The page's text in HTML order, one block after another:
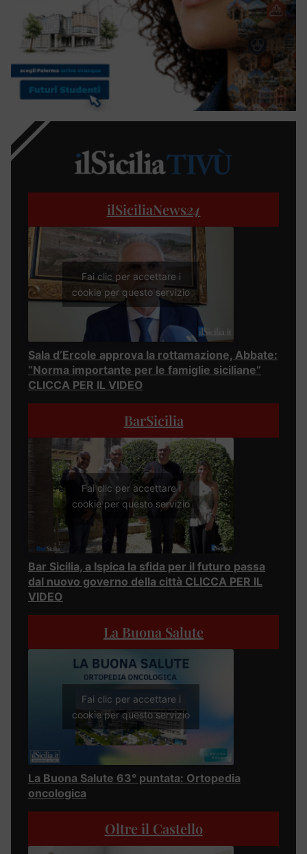
ilSiciliaNews24
Fai clic per accettare i
cookie per questo servizio
Sala d’Ercole approva la rottamazione, Abbate:
“Norma importante per le famiglie siciliane”
CLICCA PER IL VIDEO
BarSicilia
Fai clic per accettare i
cookie per questo servizio
Bar Sicilia, a Ispica la sfida per il futuro passa
dal nuovo governo della città CLICCA PER IL
VIDEO
La Buona Salute
Fai clic per accettare i
cookie per questo servizio
La Buona Salute 63° puntata: Ortopedia
oncologica
Oltre il Castello